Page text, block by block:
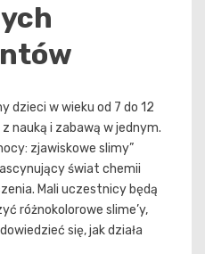
dzieci w wieku od 7 do 12
nauką i zabawą w jednym.
zjawiskowe slimy”
świat chemii
Mali uczestnicy będą
różnokolorowe slime’y,
się, jak działa